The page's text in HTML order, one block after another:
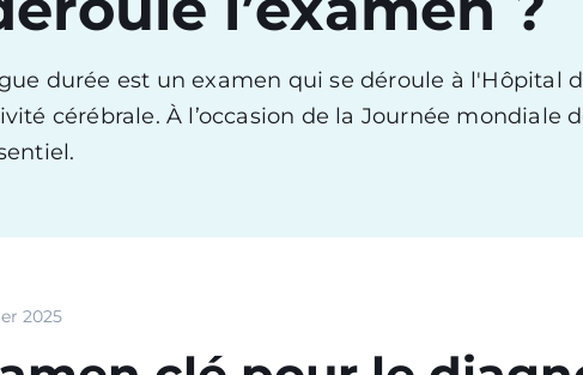
durée est un examen qui se déroule à l'Hôpital
cérébrale. À l’occasion de la Journée mondiale
2025